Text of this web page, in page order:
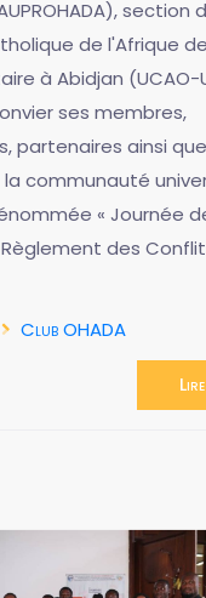
section
de l'Afrique
à Abidjan (UCAO-
ses membres,
partenaires ainsi que
communauté
« Journée
des
Club OHADA